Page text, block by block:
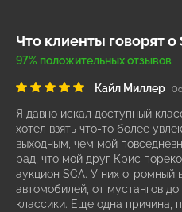
Что клиенты говорят о
97% положительных отзывов
Кайл Миллер
Я давно искал доступный
хотел взять что-то более
выходным, чем мой
рад, что мой друг Крис
аукцион SCA. У них огромный
автомобилей, от мустангов
классики. Еще одна причина,